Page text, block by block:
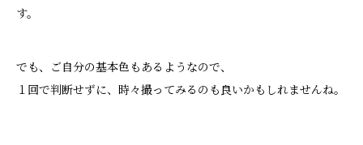
す。
でも、ご自分の基本色もあるようなので、
１回で判断せずに、時々撮ってみるのも良いかもしれませんね。